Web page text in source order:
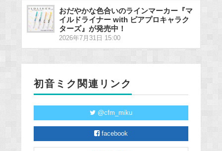
おだやかな色合いのラインマーカー『マ
イルドライナー with ピアプロキャラク
ターズ』が発売中！
2026年7月31日 15:00
初音ミク関連リンク
@cfm_miku
facebook